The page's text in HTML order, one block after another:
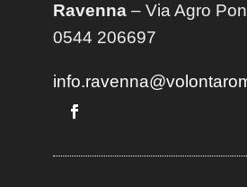
Ravenna– Via Agro
0544 206697